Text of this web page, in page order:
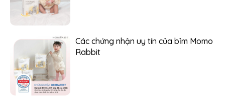
Các chứng nhận uy tín của bỉm Momo
Rabbit